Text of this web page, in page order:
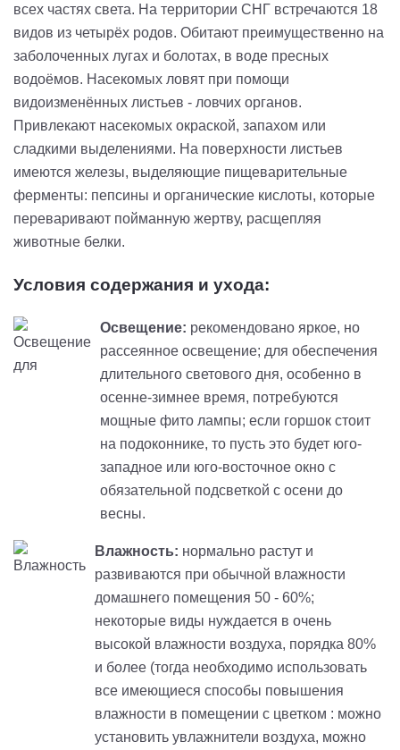
всех частях света. На территории СНГ встречаются 18
видов из четырёх родов. Обитают преимущественно на
заболоченных лугах и болотах, в воде пресных
водоёмов. Насекомых ловят при помощи
видоизменённых листьев - ловчих органов.
Привлекают насекомых окраской, запахом или
сладкими выделениями. На поверхности листьев
имеются железы, выделяющие пищеварительные
ферменты: пепсины и органические кислоты, которые
переваривают пойманную жертву, расщепляя
животные белки.
Условия содержания и ухода:
Освещение: рекомендовано яркое, но
рассеянное освещение; для обеспечения
длительного светового дня, особенно в
осенне-зимнее время, потребуются
мощные фито лампы; если горшок стоит
на подоконнике, то пусть это будет юго-
западное или юго-восточное окно с
обязательной подсветкой с осени до
весны.
Влажность: нормально растут и
развиваются при обычной влажности
домашнего помещения 50 - 60%;
некоторые виды нуждается в очень
высокой влажности воздуха, порядка 80%
и более (тогда необходимо использовать
все имеющиеся способы повышения
влажности в помещении с цветком : можно
установить увлажнители воздуха, можно